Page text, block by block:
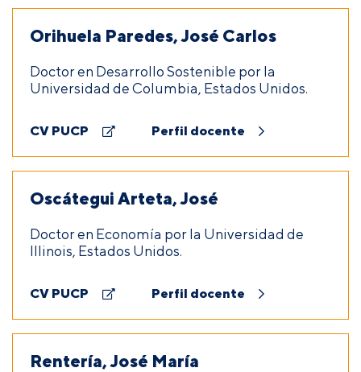
Orihuela Paredes, José Carlos
Doctor en Desarrollo Sostenible por la
Universidad de Columbia, Estados Unidos.
CV PUCP Perfil docente
Oscátegui Arteta, José
Doctor en Economía por la Universidad de
Illinois, Estados Unidos.
CV PUCP Perfil docente
Rentería, José María